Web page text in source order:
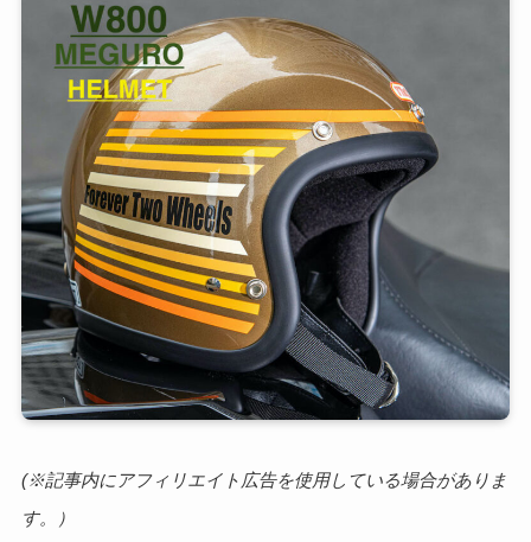
(※記事内にアフィリエイト広告を使用している場合がありま
す。）